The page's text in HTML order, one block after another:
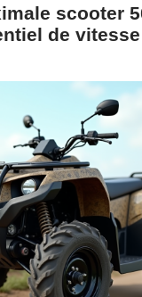
scooter
de